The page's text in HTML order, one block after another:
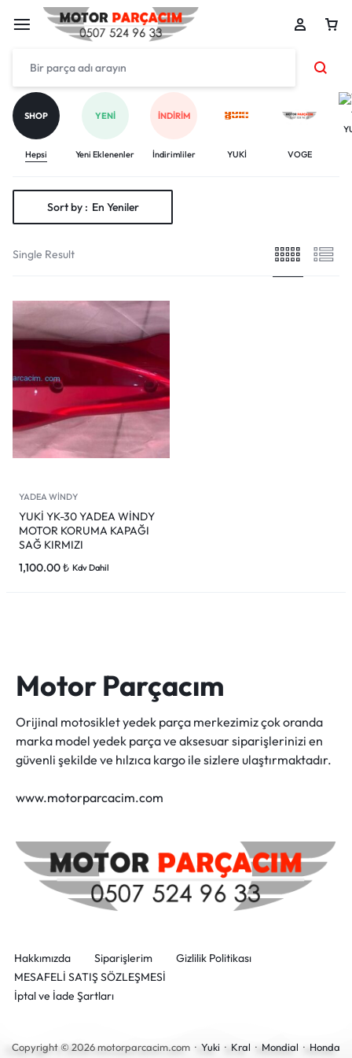
SHOP
Hepsi
YENI
Yeni Eklenenler
İNDIRIM
İndirimliler YUKİ VOGE
Sort by : En Yeniler
Single Result
YADEA WİNDY
YUKİ YK-30 YADEA WİNDY
MOTOR KORUMA KAPAĞI
SAĞ KIRMIZI
1,100.00₺ Kdv Dahil
Motor Parçacım
Orijinal motosiklet yedek parça merkezimiz çok oranda
marka model yedek parça ve aksesuar siparişlerinizi en
güvenli şekilde ve hılzıca kargo ile sizlere ulaştırmaktadır.
www.motorparcacim.com
Hakkımızda Siparişlerim
Gizlilik Politikası
MESAFELİ SATIŞ SÖZLEŞMESİ
İptal ve İade Şartları
Copyright © 2026 motorparcacim.com · Yuki · Kral · Mondial · Honda